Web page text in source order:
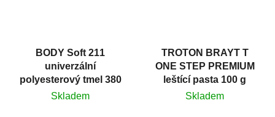
BODY Soft 211
univerzální
polyesterový tmel 380
g
Skladem
TROTON BRAYT T
ONE STEP PREMIUM
leštící pasta 100 g
Skladem